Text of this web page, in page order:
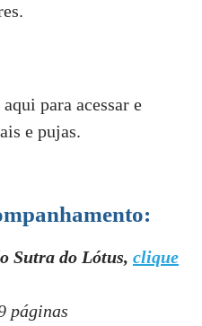
para acessar e
e pujas.
Sutra do Lótus, clique
páginas